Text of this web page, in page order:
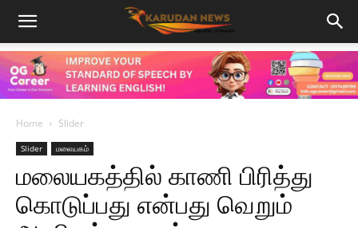
Home Slider
Slider மலையகம்
மலையகத்தில் காணி பிரித்து
கொடுப்பது என்பது வெறும்